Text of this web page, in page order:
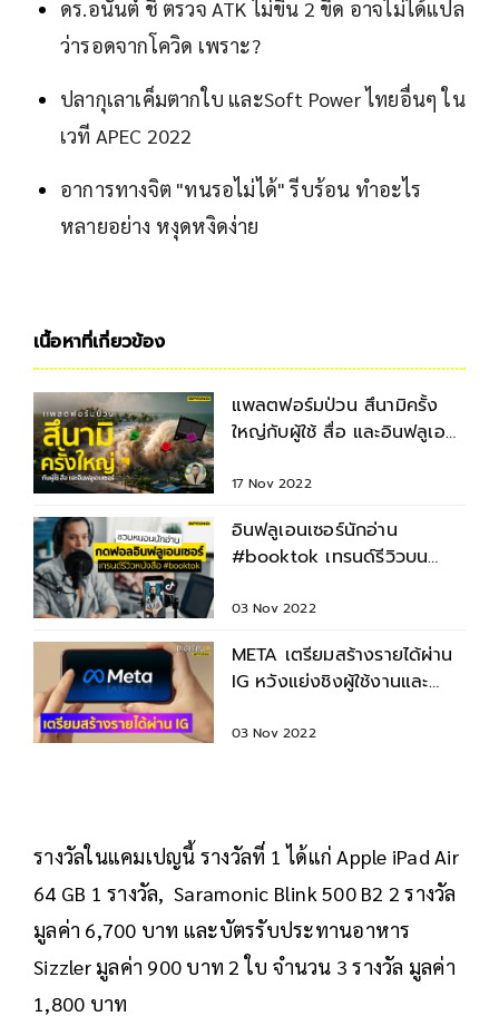
ดร.อนันต์ ชี้ ตรวจ ATK ไม่ขึ้น 2 ขีด อาจไม่ได้แปล
ว่ารอดจากโควิด เพราะ?
ปลากุเลาเค็มตากใบ และSoft Power ไทยอื่นๆ ใน
เวที APEC 2022
อาการทางจิต "ทนรอไม่ได้" รีบร้อน ทำอะไร
หลายอย่าง หงุดหงิดง่าย
เนื้อหาที่เกี่ยวข้อง
แพลตฟอร์มป่วน สึนามิครั้ง
ใหญ่กับผู้ใช้ สื่อ และอินฟลูเอน
17 Nov 2022
อินฟลูเอนเซอร์นักอ่าน
#booktok เทรนด์รีวิวบน
หนังสือ
03 Nov 2022
META เตรียมสร้างรายได้ผ่าน
IG หวังแย่งชิงผู้ใช้งานและ
03 Nov 2022
รางวัลในแคมเปญนี้ รางวัลที่ 1 ได้แก่ Apple iPad Air
64 GB 1 รางวัล, Saramonic Blink 500 B2 2 รางวัล
มูลค่า 6,700 บาท และบัตรรับประทานอาหาร
Sizzler มูลค่า 900 บาท 2 ใบ จำนวน 3 รางวัล มูลค่า
1,800 บาท